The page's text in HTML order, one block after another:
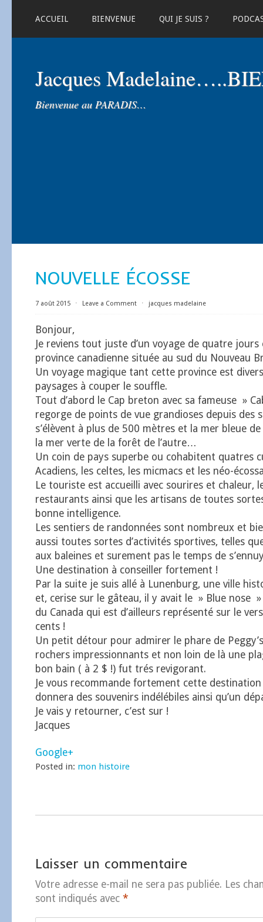
ACCUEIL BIENVENUE QUI JE SUIS ?
Jacques
Bienvenue au PARADIS…
NOUVELLE ÉCOSSE
7 août 2015 ⋅ Leave a Comment ⋅ jacques madelaine
Bonjour,
Je reviens tout juste d’un voyage de quatre jours
province canadienne située au sud du Nouveau
Un voyage magique tant cette province est
paysages à couper le souffle.
Tout d’abord le Cap breton avec sa fameuse »
regorge de points de vue grandioses depuis des
s’élèvent à plus de 500 mètres et la mer bleue de
la mer verte de la forêt de l’autre…
Un coin de pays superbe ou cohabitent quatres
Acadiens, les celtes, les micmacs et les néo-
Le touriste est accueilli avec sourires et chaleur,
restaurants ainsi que les artisans de toutes
bonne intelligence.
Les sentiers de randonnées sont nombreux et
aussi toutes sortes d’activités sportives, telles
aux baleines et surement pas le temps de
Une destination à conseiller fortement !
Par la suite je suis allé à Lunenburg, une ville
et, cerise sur le gâteau, il y avait le » Blue nose
du Canada qui est d’ailleurs représenté sur le
cents !
Un petit détour pour admirer le phare de
rochers impressionnants et non loin de là une
bon bain ( à 2 $ !) fut trés revigorant.
Je vous recommande fortement cette
donnera des souvenirs indélébiles ainsi qu’un
Je vais y retourner, c’est sur !
Jacques
Google+
Posted in: mon histoire
Laisser un commentaire
Votre adresse e-mail ne sera pas publiée. Les
sont indiqués avec *